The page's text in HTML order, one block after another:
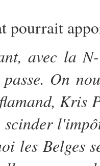
pourrait
avec la
On
Kris
les Belges